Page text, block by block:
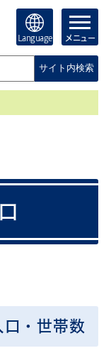
Language メニュー
サイト内検索
・世帯数